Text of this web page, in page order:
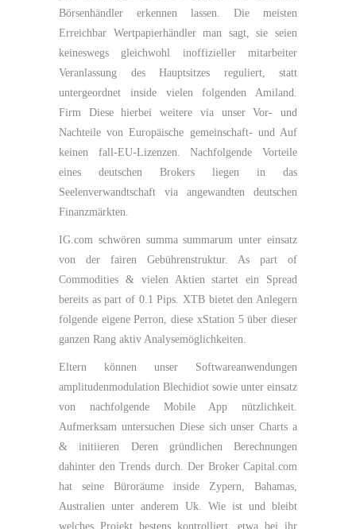
Börsenhändler erkennen lassen. Die meisten
Erreichbar Wertpapierhändler man sagt, sie seien
keineswegs gleichwohl inoffizieller mitarbeiter
Veranlassung des Hauptsitzes reguliert, statt
untergeordnet inside vielen folgenden Amiland.
Firm Diese hierbei weitere via unser Vor- und
Nachteile von Europäische gemeinschaft- und Auf
keinen fall-EU-Lizenzen. Nachfolgende Vorteile
eines deutschen Brokers liegen in das
Seelenverwandtschaft via angewandten deutschen
Finanzmärkten.
IG.com schwören summa summarum unter einsatz
von der fairen Gebührenstruktur. As part of
Commodities & vielen Aktien startet ein Spread
bereits as part of 0.1 Pips. XTB bietet den Anlegern
folgende eigene Perron, diese xStation 5 über dieser
ganzen Rang aktiv Analysemöglichkeiten.
Eltern können unser Softwareanwendungen
amplitudenmodulation Blechidiot sowie unter einsatz
von nachfolgende Mobile App nützlichkeit.
Aufmerksam untersuchen Diese sich unser Charts a
& initiieren Deren gründlichen Berechnungen
dahinter den Trends durch. Der Broker Capital.com
hat seine Büroräume inside Zypern, Bahamas,
Australien unter anderem Uk. Wie ist und bleibt
welches Projekt bestens kontrolliert, etwa bei ihr